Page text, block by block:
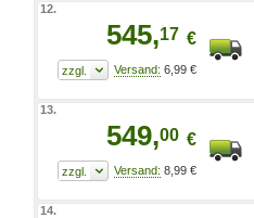
12.
545,17 €
6,99 €
13.
549,00 €
8,99 €
14.